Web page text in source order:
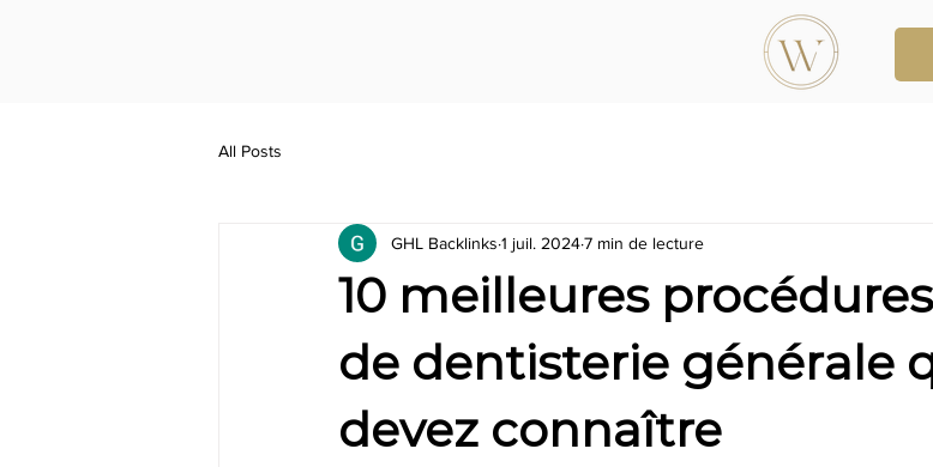
All Posts
10 meilleures
de dentisterie générale
devez connaître
GHL Backlinks 1 juil. 20247 min de lecture